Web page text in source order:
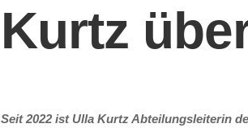
Kurtz
Seit 2022 ist Ulla Kurtz Abteilungsleiterin